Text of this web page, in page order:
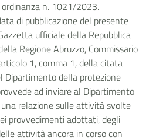
n. 1021/2023.
di pubblicazione del presente
ufficiale della Repubblica
Regione Abruzzo, Commissario
1, comma 1, della citata
Dipartimento della protezione
ad inviare al Dipartimento
relazione sulle attività svolte
provvedimenti adottati, degli
attività ancora in corso con